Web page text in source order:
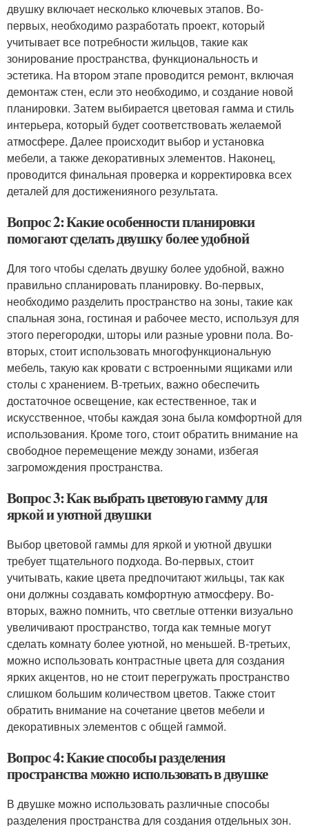
двушку включает несколько ключевых этапов. Во-
первых, необходимо разработать проект, который
учитывает все потребности жильцов, такие как
зонирование пространства, функциональность и
эстетика. На втором этапе проводится ремонт, включая
демонтаж стен, если это необходимо, и создание новой
планировки. Затем выбирается цветовая гамма и стиль
интерьера, который будет соответствовать желаемой
атмосфере. Далее происходит выбор и установка
мебели, а также декоративных элементов. Наконец,
проводится финальная проверка и корректировка всех
деталей для достиженияного результата.
Вопрос 2: Какие особенности планировки
помогают сделать двушку более удобной
Для того чтобы сделать двушку более удобной, важно
правильно спланировать планировку. Во-первых,
необходимо разделить пространство на зоны, такие как
спальная зона, гостиная и рабочее место, используя для
этого перегородки, шторы или разные уровни пола. Во-
вторых, стоит использовать многофункциональную
мебель, такую как кровати с встроенными ящиками или
столы с хранением. В-третьих, важно обеспечить
достаточное освещение, как естественное, так и
искусственное, чтобы каждая зона была комфортной для
использования. Кроме того, стоит обратить внимание на
свободное перемещение между зонами, избегая
загромождения пространства.
Вопрос 3: Как выбрать цветовую гамму для
яркой и уютной двушки
Выбор цветовой гаммы для яркой и уютной двушки
требует тщательного подхода. Во-первых, стоит
учитывать, какие цвета предпочитают жильцы, так как
они должны создавать комфортную атмосферу. Во-
вторых, важно помнить, что светлые оттенки визуально
увеличивают пространство, тогда как темные могут
сделать комнату более уютной, но меньшей. В-третьих,
можно использовать контрастные цвета для создания
ярких акцентов, но не стоит перегружать пространство
слишком большим количеством цветов. Также стоит
обратить внимание на сочетание цветов мебели и
декоративных элементов с общей гаммой.
Вопрос 4: Какие способы разделения
пространства можно использовать в двушке
В двушке можно использовать различные способы
разделения пространства для создания отдельных зон.